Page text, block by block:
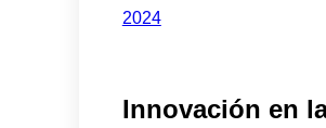
2024
Innovación en